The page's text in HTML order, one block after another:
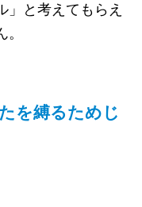
」と考えてもらえ
を縛るためじ